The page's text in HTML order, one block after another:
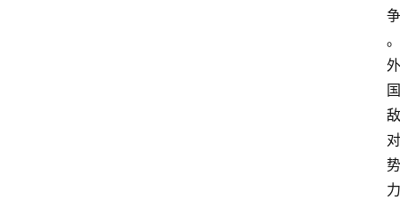
争
。
外
国
敌
对
势
力